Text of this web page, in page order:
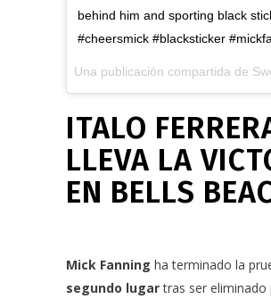
behind him and sporting black
#cheersmick #blacksticker
Una publicación compartida de
ITALO
LLEVA LA
EN BELLS
Mick Fanning ha terminado la
segundo lugartras ser eliminado